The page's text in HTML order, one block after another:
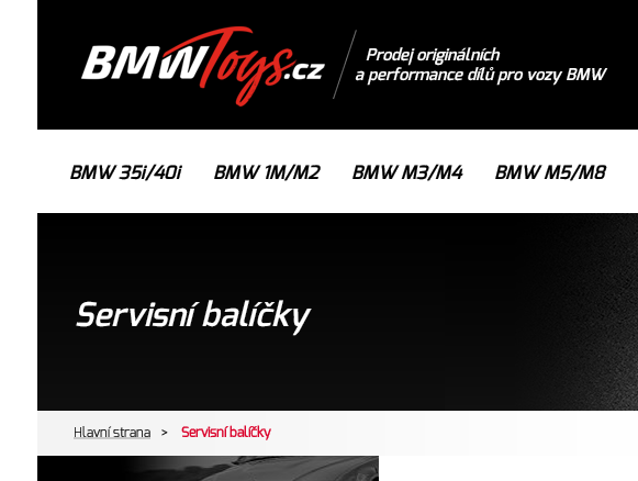
Prodej originálních
a performance dílů pro vozy BMW
BMW 35i/40i BMW 1M/M2 BMW M3/M4 BMW M5/M8
Servisní balíčky
Hlavní strana > Servisní balíčky